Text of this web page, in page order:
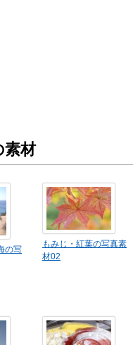
素材
の写
もみじ・紅葉の写真素
材02